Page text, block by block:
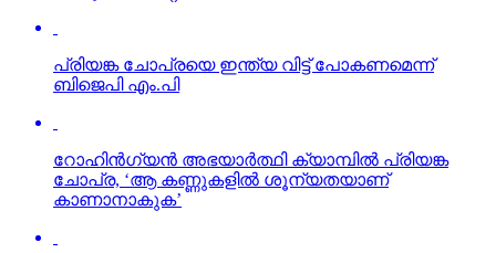
പ്രിയങ്ക ചോപ്രയെ ഇന്ത്യ വിട്ട് പോകണമെന്ന്
ബിജെപി എം.പി
റോഹിന്‍ഗ്യന്‍ അഭയാര്‍ത്ഥി ക്യാമ്പില്‍ പ്രിയങ്ക
ചോപ്ര, ‘ആ കണ്ണുകളില്‍ ശൂന്യതയാണ്
കാണാനാകുക’